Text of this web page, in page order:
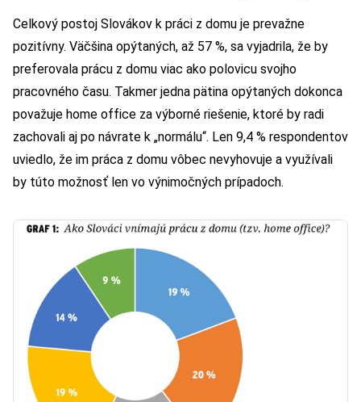
Celkový postoj Slovákov k práci z domu je prevažne
pozitívny. Väčšina opýtaných, až 57 %, sa vyjadrila, že by
preferovala prácu z domu viac ako polovicu svojho
pracovného času. Takmer jedna pätina opýtaných dokonca
považuje home office za výborné riešenie, ktoré by radi
zachovali aj po návrate k „normálu“. Len 9,4 % respondentov
uviedlo, že im práca z domu vôbec nevyhovuje a využívali
by túto možnosť len vo výnimočných prípadoch.